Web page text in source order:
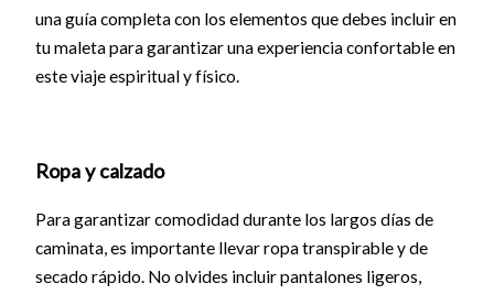
una guía completa con los elementos que debes incluir en
tu maleta para garantizar una experiencia confortable en
este viaje espiritual y físico.
Ropa y calzado
Para garantizar comodidad durante los largos días de
caminata, es importante llevar ropa transpirable y de
secado rápido. No olvides incluir pantalones ligeros,